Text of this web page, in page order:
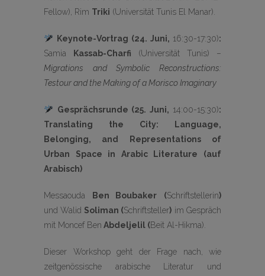
Fellow), Rim Triki (Universität Tunis El Manar).
Keynote-Vortrag (24. Juni, 16:30-17:30):
Samia
Kassab-Charfi (Universität Tunis) –
Migrations and Symbolic Reconstructions:
Testour and the Making of a Morisco Imaginary
Gesprächsrunde (25. Juni, 14:00-15:30):
Translating the City: Language,
Belonging, and Representations of
Urban Space in Arabic Literature (auf
Arabisch)
Messaouda Ben Boubaker (Schriftstellerin)
und Walid Soliman (Schriftsteller) im Gespräch
mit Moncef Ben Abdeljelil (Beit Al-Hikma).
Dieser Workshop geht der Frage nach, wie
zeitgenössische arabische Literatur und